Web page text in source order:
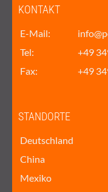
KONTAKT
E-Mail:
Tel:
+49
Fax:
+49
STANDORTE
Deutschland
China
Mexiko